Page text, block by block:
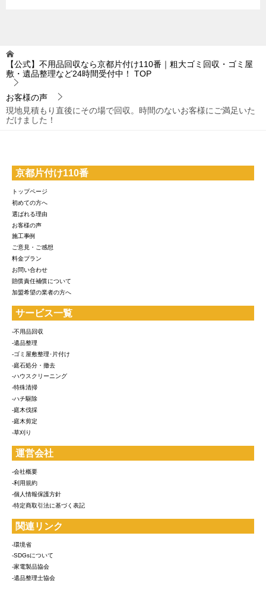
【公式】不用品回収なら京都片付け110番｜粗大ゴミ回収・ゴミ屋
敷・遺品整理など24時間受付中！
TOP
お客様の声
現地見積もり直後にその場で回収。時間のないお客様にご満足いた
だけました！
京都片付け110番
トップページ
初めての方へ
選ばれる理由
お客様の声
施工事例
ご意見・ご感想
料金プラン
お問い合わせ
賠償責任補償について
加盟希望の業者の方へ
サービス一覧
-不用品回収
-遺品整理
-ゴミ屋敷整理･片付け
-庭石処分・撤去
-ハウスクリーニング
-特殊清掃
-ハチ駆除
-庭木伐採
-庭木剪定
-草刈り
運営会社
-会社概要
-利用規約
-個人情報保護方針
-特定商取引法に基づく表記
関連リンク
-環境省
-SDGsについて
-家電製品協会
-遺品整理士協会